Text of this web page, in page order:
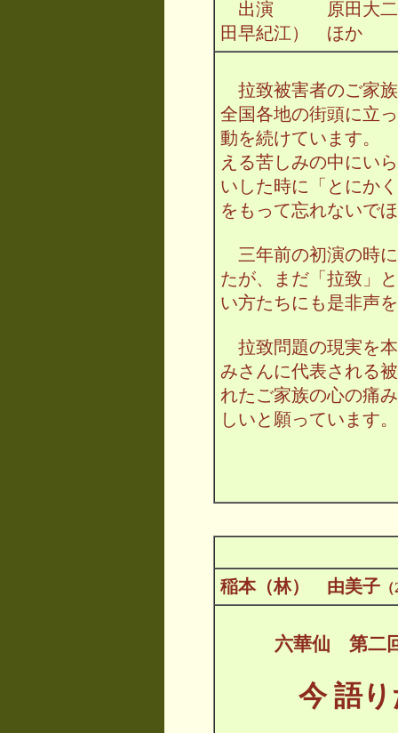
出演 原田大二郎
田早紀江） ほか
拉致被害者のご家
全国各地の街頭に立
動を続けています。
える苦しみの中にい
いした時に「とにか
をもって忘れないで
三年前の初演の時
たが、まだ「拉致」
い方たちにも是非声
拉致問題の現実を
みさんに代表される
れたご家族の心の痛
しいと願っています。
稲本（林） 由美子
六華仙 第二
今 語